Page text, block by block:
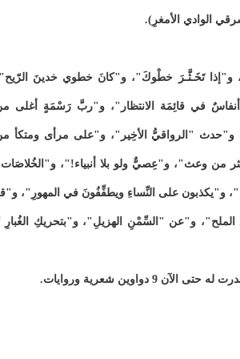
الوادي الأمغرِ).
تَخَـثَّـرَ خطْوكَ"، و"كانَ خطوي خدينَ
في قائِمَة الانتظار"، و"ربَّ رَسْمَةٍ أغلى
و"حدث "الرواقيُّ الأخِير"، و"على مرأى ومتكأ
من وعث"، و"عِصيٌّ ولو بلا أنبياء!"،
و"يكذبون على النِّساءِ ويطفِّفُونَ في المهورِ"،
و"عن "السِّمْنِ الهزيلِ"، و"بتحريكِ الغُبارِ
شعرية وروايات.